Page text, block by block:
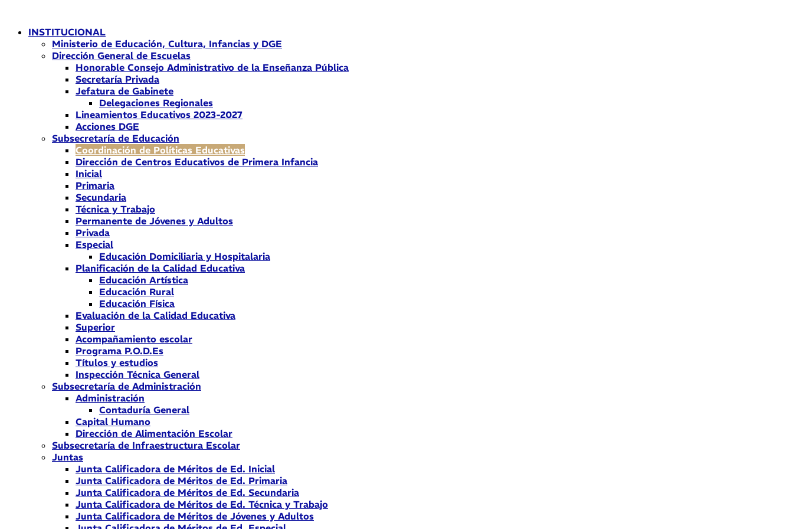
contenidoINSTITUCIONAL
Ministerio de Educación, Cultura, Infancias y DGE
Dirección General de Escuelas
Honorable Consejo Administrativo de la Enseñanza Pública
Secretaría Privada
Jefatura de Gabinete
Delegaciones Regionales
Lineamientos Educativos 2023-2027
Acciones DGE
Subsecretaría de Educación
Coordinación de Políticas Educativas
Dirección de Centros Educativos de Primera Infancia
Inicial
Primaria
Secundaria
Técnica y Trabajo
Permanente de Jóvenes y Adultos
Privada
Especial
Educación Domiciliaria y Hospitalaria
Planificación de la Calidad Educativa
Educación Artística
Educación Rural
Educación Física
Evaluación de la Calidad Educativa
Superior
Acompañamiento escolar
Programa P.O.D.Es
Títulos y estudios
Inspección Técnica General
Subsecretaría de Administración
Administración
Contaduría General
Capital Humano
Dirección de Alimentación Escolar
Subsecretaría de Infraestructura Escolar
Juntas
Junta Calificadora de Méritos de Ed. Inicial
Junta Calificadora de Méritos de Ed. Primaria
Junta Calificadora de Méritos de Ed. Secundaria
Junta Calificadora de Méritos de Ed. Técnica y Trabajo
Junta Calificadora de Méritos de Jóvenes y Adultos